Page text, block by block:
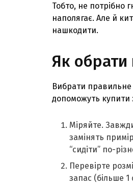
Тобто, не потрібно
наполягає. Але й
нашкодити.
Як обрати
Вибрати правильне
допоможуть купити
Міряйте.
замінять
“сидіти” по-
Перевірте
запас (більше